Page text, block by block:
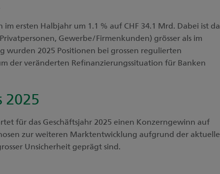
ersten Halbjahr um 1.1 % auf CHF 34.1 Mrd. Dabei ist
Gewerbe/Firmenkunden) grösser als im
wurden 2025 Positionen bei grossen regulierten
der veränderten Refinanzierungssituation für Banken
2025
für das Geschäftsjahr 2025 einen Konzerngewinn auf
zur weiteren Marktentwicklung aufgrund der
Unsicherheit geprägt sind.